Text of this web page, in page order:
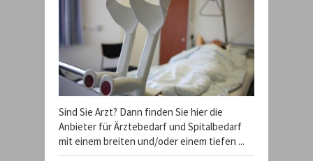
Sind Sie Arzt? Dann finden Sie hier die
Anbieter für Ärztebedarf und Spitalbedarf
mit einem breiten und/oder einem tiefen ...